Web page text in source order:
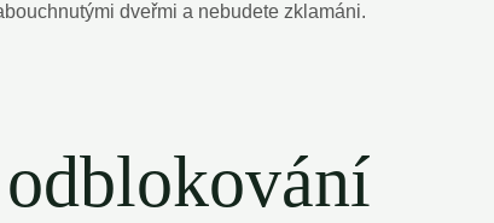
dveřmi a nebudete zklamáni.